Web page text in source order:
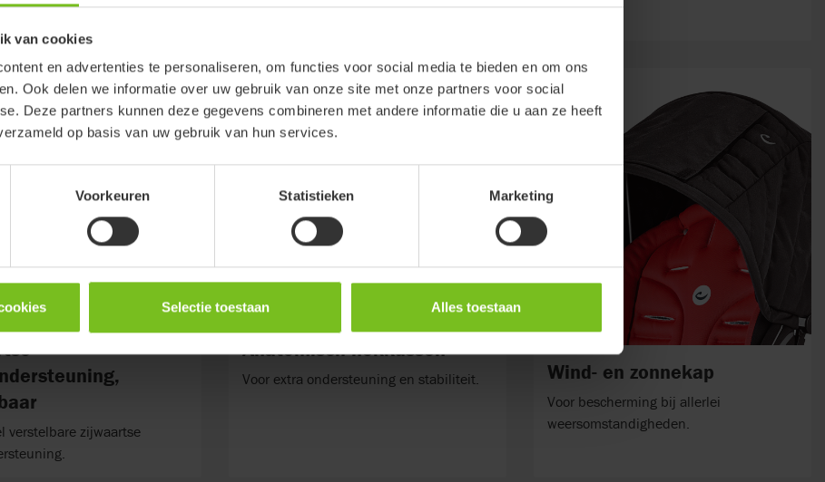
van cookies
en advertenties te personaliseren, om functies voor social media te bieden en om ons
Ook delen we informatie over uw gebruik van onze site met onze partners voor social
Deze partners kunnen deze gegevens combineren met andere informatie die u aan ze heeft
op basis van uw gebruik van hun services.
Voorkeuren Statistieken Marketing
Selectie toestaan Alles toestaan
verstelbare zijwaartse
Anatomisch nekkussen
Voor extra ondersteuning en stabiliteit. Wind- en zonnekap
Voor bescherming bij allerlei
weersomstandigheden.